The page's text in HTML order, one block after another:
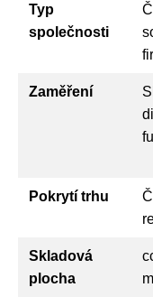
Typ
společnosti
Zaměření
Pokrytí trhu
Skladová
plocha